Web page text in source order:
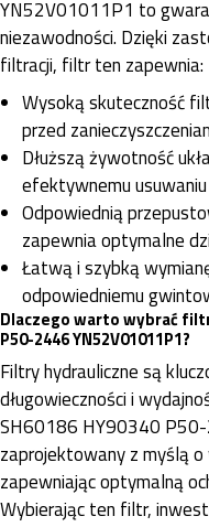
YN52V01011P1 to
niezawodności. Dzięki
filtracji, filtr ten zapewnia:
Wysoką skuteczność
przed
Dłuższą żywotność
efektywnemu
Odpowiednią
zapewnia optymalne
Łatwą i szybką
odpowiedniemu
Dlaczego warto wybrać filtr
P50-2446 YN52V01011P1?
Filtry hydrauliczne są
długowieczności i
SH60186 HY90340
zaprojektowany z myślą o
zapewniając optymalną
Wybierając ten filtr,